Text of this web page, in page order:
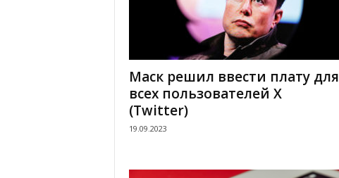
Маск решил ввести плату для
всех пользователей X
(Twitter)
19.09.2023